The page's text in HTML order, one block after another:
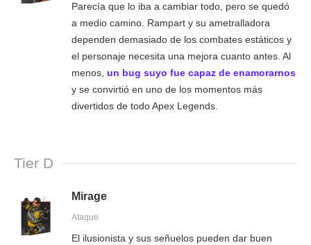
Parecía que lo iba a cambiar todo, pero se quedó
a medio camino. Rampart y su ametralladora
dependen demasiado de los combates estáticos y
el personaje necesita una mejora cuanto antes. Al
menos,un bug suyo fue capaz de enamorarnos
y se convirtió en uno de los momentos más
divertidos de todo Apex Legends.
Tier D
Mirage
Ataque
El ilusionista y sus señuelos pueden dar buen